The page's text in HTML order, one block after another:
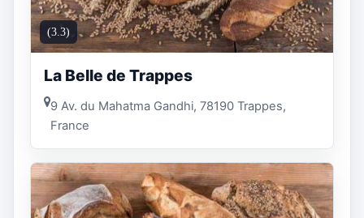
(3.3)
La Belle de Trappes
9 Av. du Mahatma Gandhi, 78190 Trappes,
France